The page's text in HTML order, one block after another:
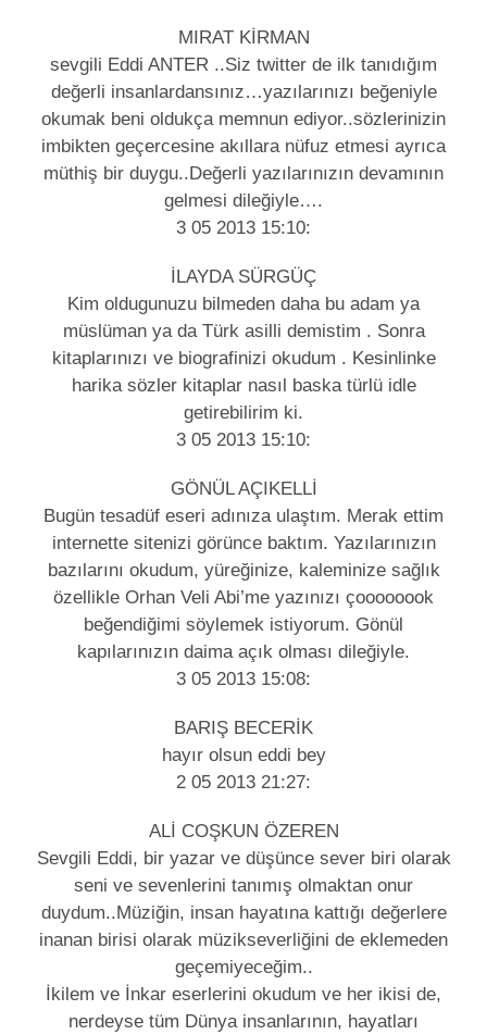
MIRAT KİRMAN
sevgili Eddi ANTER ..Siz twitter de ilk tanıdığım
değerli insanlardansınız…yazılarınızı beğeniyle
okumak beni oldukça memnun ediyor..sözlerinizin
imbikten geçercesine akıllara nüfuz etmesi ayrıca
müthiş bir duygu..Değerli yazılarınızın devamının
gelmesi dileğiyle….
3 05 2013 15:10:
İLAYDA SÜRGÜÇ
Kim oldugunuzu bilmeden daha bu adam ya
müslüman ya da Türk asilli demistim . Sonra
kitaplarınızı ve biografinizi okudum . Kesinlinke
harika sözler kitaplar nasıl baska türlü idle
getirebilirim ki.
3 05 2013 15:10:
GÖNÜL AÇIKELLİ
Bugün tesadüf eseri adınıza ulaştım. Merak ettim
internette sitenizi görünce baktım. Yazılarınızın
bazılarını okudum, yüreğinize, kaleminize sağlık
özellikle Orhan Veli Abi’me yazınızı çoooooook
beğendiğimi söylemek istiyorum. Gönül
kapılarınızın daima açık olması dileğiyle.
3 05 2013 15:08:
BARIŞ BECERİK
hayır olsun eddi bey
2 05 2013 21:27:
ALİ COŞKUN ÖZEREN
Sevgili Eddi, bir yazar ve düşünce sever biri olarak
seni ve sevenlerini tanımış olmaktan onur
duydum..Müziğin, insan hayatına kattığı değerlere
inanan birisi olarak müzikseverliğini de eklemeden
geçemiyeceğim..
İkilem ve İnkar eserlerini okudum ve her ikisi de,
nerdeyse tüm Dünya insanlarının, hayatları